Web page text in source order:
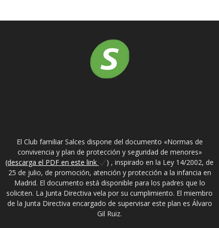
El Club familiar Salces dispone del documento «Normas de
convivencia y plan de protección y seguridad de menores»
(descarga el PDF en este link
) , inspirado en la Ley 14/2002, de
25 de julio, de promoción, atención y protección a la infancia en
Madrid. El documento está disponible para los padres que lo
soliciten. La Junta Directiva vela por su cumplimiento. El miembro
de la Junta Directiva encargado de supervisar este plan es Álvaro
Gil Ruiz.